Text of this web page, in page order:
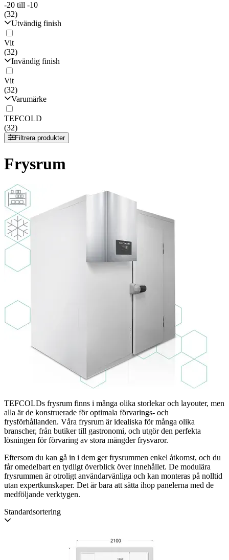
-20 till -10
(32)
Utvändig finish
Vit
(32)
Invändig finish
Vit
(32)
Varumärke
TEFCOLD
(32)
Filtrera produkter
Frysrum
TEFCOLDs frysrum finns i många olika storlekar och layouter, men
alla är de konstruerade för optimala förvarings- och
frysförhållanden. Våra frysrum är idealiska för många olika
branscher, från butiker till gastronomi, och utgör den perfekta
lösningen för förvaring av stora mängder frysvaror.
Eftersom du kan gå in i dem ger frysrummen enkel åtkomst, och du
får omedelbart en tydligt överblick över innehållet. De modulära
frysrummen är otroligt användarvänliga och kan monteras på nolltid
utan expertkunskaper. Det är bara att sätta ihop panelerna med de
medföljande verktygen.
Standardsortering